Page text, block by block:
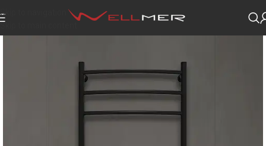
Skip to navigation